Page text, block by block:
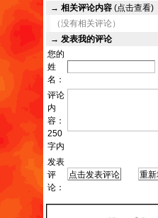
→ 相关评论内容 (点击查看)
（没有相关评论）
→ 发表我的评论
您的
姓
名：
评论
内
容：
250
字内
发表
评
论：